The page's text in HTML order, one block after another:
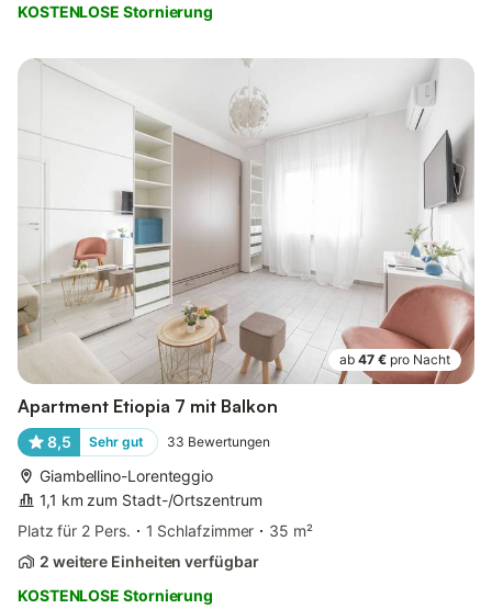
KOSTENLOSE Stornierung
ab 47 € pro Nacht
Apartment Etiopia 7 mit Balkon
8,5 Sehr gut 33 Bewertungen
Giambellino-Lorenteggio
1,1 km zum Stadt-/Ortszentrum
Platz für 2 Pers.
1 Schlafzimmer
35 m²
2 weitere Einheiten verfügbar
KOSTENLOSE Stornierung